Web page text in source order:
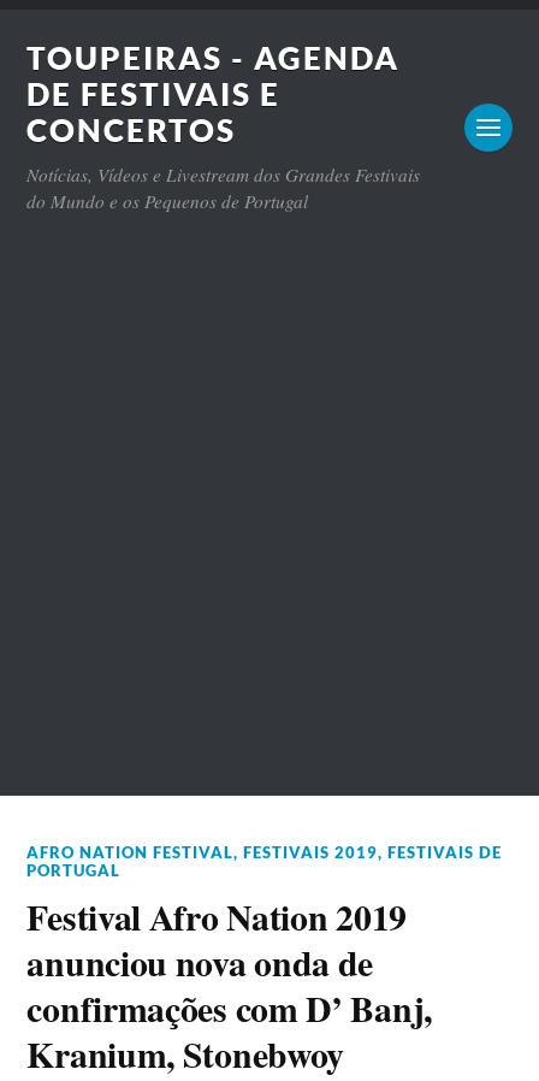
TOUPEIRAS - AGENDA
DE FESTIVAIS E
CONCERTOS
Notícias, Vídeos e Livestream dos Grandes Festivais
do Mundo e os Pequenos de Portugal
AFRO NATION FESTIVAL,FESTIVAIS 2019,FESTIVAIS DE
PORTUGAL
Festival Afro Nation 2019
anunciou nova onda de
confirmações com D’ Banj,
Kranium, Stonebwoy